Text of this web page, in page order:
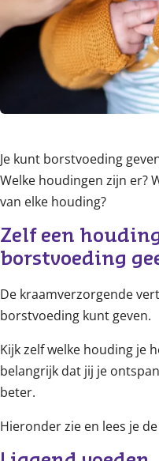
Je kunt borstvoeding
Welke houdingen zijn er?
van elke houding?
Zelf een
borstvoeding
De kraamverzorgende
borstvoeding kunt geven.
Kijk zelf welke houding je
belangrijk dat jij je
beter.
Hieronder zie en lees je